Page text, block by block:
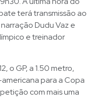
terá transmissão ao
Dudu Vaz e
e treinador
o GP, a 1.50 metro,
para a Copa
com mais uma